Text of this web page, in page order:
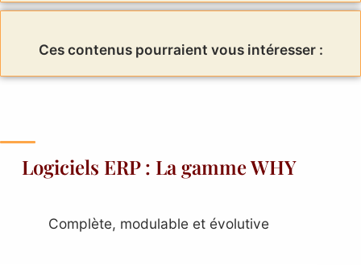
Ces contenus pourraient vous intéresser :
Logiciels ERP : La gamme WHY
Complète, modulable et évolutive